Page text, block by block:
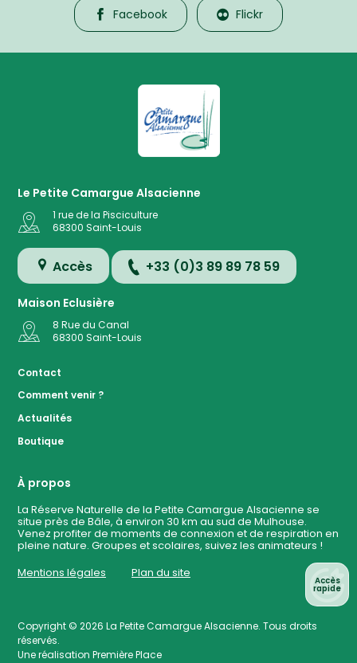
Facebook Flickr
La Petite Camargue
Le Petite Camargue Alsacienne
1 rue de la Pisciculture
68300 Saint-Louis
Accès +33 (0)3 89 89 78 59
Maison Eclusière
8 Rue du Canal
68300 Saint-Louis
Contact
Comment venir ?
Actualités
Boutique
À propos
La Réserve Naturelle de la Petite Camargue Alsacienne se
situe près de Bâle, à environ 30 km au sud de Mulhouse.
Venez profiter de moments de connexion et de respiration en
pleine nature. Groupes et scolaires, suivez les animateurs !
Mentions légales
Plan du site
Copyright © 2026 La Petite Camargue Alsacienne. Tous droits
réservés.
Une réalisation Première Place
Accès
rapide
Contact